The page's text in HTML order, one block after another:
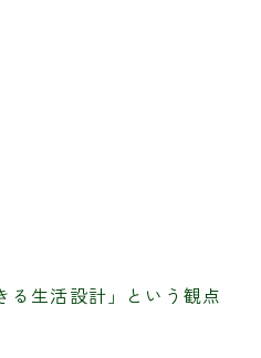
る生活設計」という観点